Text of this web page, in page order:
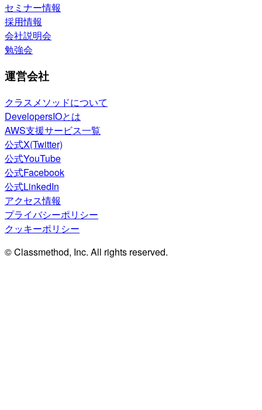
セミナー情報
採用情報
会社説明会
勉強会
運営会社
クラスメソッドについて
DevelopersIOとは
AWS支援サービス一覧
公式X(Twitter)
公式YouTube
公式Facebook
公式LinkedIn
アクセス情報
プライバシーポリシー
クッキーポリシー
© Classmethod, Inc. All rights reserved.